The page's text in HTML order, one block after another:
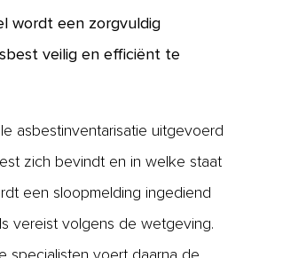
wordt een zorgvuldig
veilig en efficiënt te
asbestinventarisatie uitgevoerd
zich bevindt en in welke staat
een sloopmelding ingediend
vereist volgens de wetgeving.